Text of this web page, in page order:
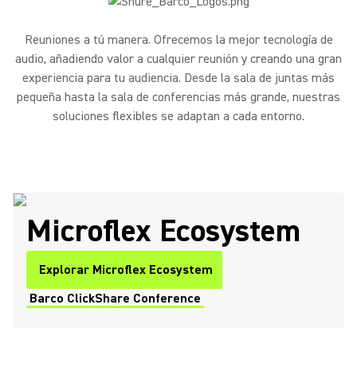
Reuniones a tú manera. Ofrecemos la mejor tecnología de
audio, añadiendo valor a cualquier reunión y creando una gran
experiencia para tu audiencia. Desde la sala de juntas más
pequeña hasta la sala de conferencias más grande, nuestras
soluciones flexibles se adaptan a cada entorno.
Microflex Ecosystem
Explorar Microflex Ecosystem
Barco ClickShare Conference
(Opens in a new tab)